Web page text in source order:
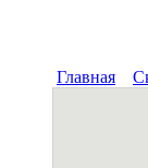
Главная